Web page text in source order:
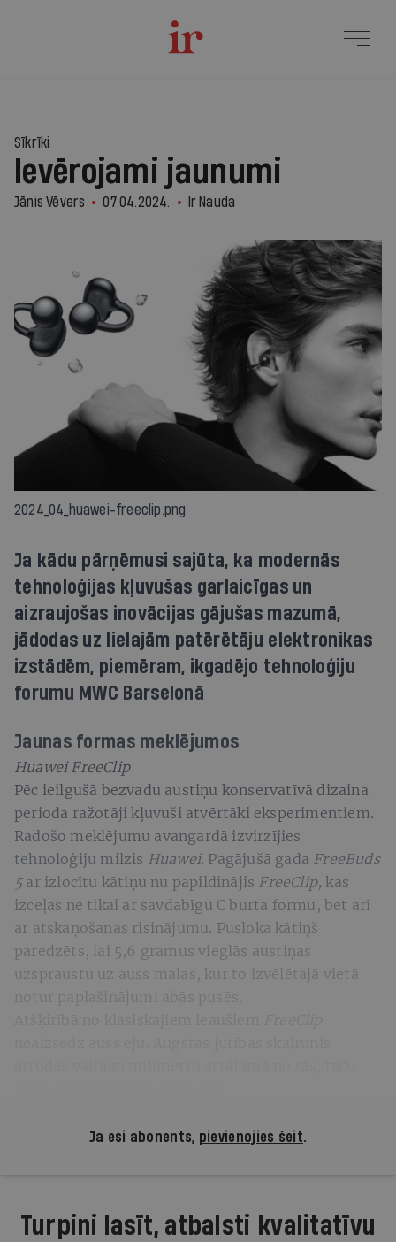
Sīkrīki
Ievērojami jaunumi
Jānis Vēvers 07.04.2024. Ir Nauda
2024_04_huawei-freeclip.png
Ja kādu pārņēmusi sajūta, ka modernās
tehnoloģijas kļuvušas garlaicīgas un
aizraujošas inovācijas gājušas mazumā,
jādodas uz lielajām patērētāju elektronikas
izstādēm, piemēram, ikgadējo tehnoloģiju
forumu MWC Barselonā
Jaunas formas meklējumos
Huawei FreeClip
Pēc ieilgušā bezvadu austiņu konservatīvā dizaina
perioda ražotāji kļuvuši atvērtāki eksperimentiem.
Radošo meklējumu avangardā izvirzījies
tehnoloģiju milzis Huawei. Pagājušā gada FreeBuds
5ar izlocītu kātiņu nu papildinājis FreeClip, kas
izceļas ne tikai ar savdabīgu C burta formu, bet arī
ar atskaņošanas risinājumu. Pusloka kātiņš
paredzēts, lai 5,6 gramus vieglās austiņas
uzspraustu uz auss malas, kur to izvēlētajā vietā
notur paplašinājumi abās pusēs.
Ja esi abonents, pievienojies šeit.
Turpini lasīt, atbalsti kvalitatīvu